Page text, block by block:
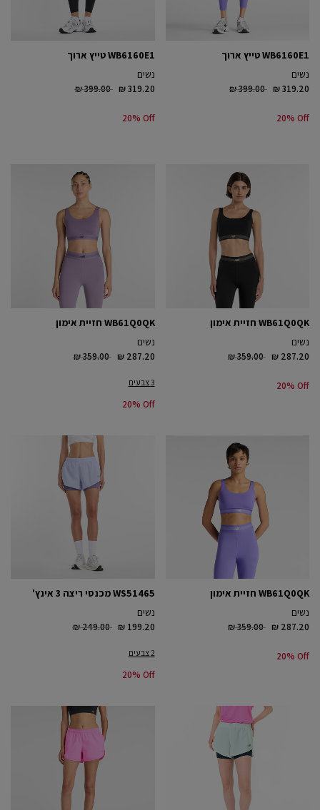
WB6160E1 טייץ ארוך
נשים
Price reduced from
₪ 399.00 to₪ 319.20
20% Off
WB6160E1 טייץ ארוך
נשים
Price reduced from
₪ 399.00 to₪ 319.20
20% Off
WB61Q0QK חזיית אימון
נשים
Price reduced from
₪ 359.00 to₪ 287.20
20% Off
WB61Q0QK חזיית אימון
נשים
Price reduced from
₪ 359.00 to₪ 287.20
3 צבעים
20% Off
WB61Q0QK חזיית אימון
נשים
Price reduced from
₪ 359.00 to₪ 287.20
20% Off
WS51465 מכנסי ריצה 3 אינץ'
נשים
Price reduced from
₪ 249.00 to₪ 199.20
2 צבעים
20% Off